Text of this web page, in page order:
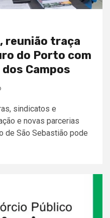
reunião traça
do Porto com
Campos
sindicatos e
e novas parcerias
de São Sebastião pode